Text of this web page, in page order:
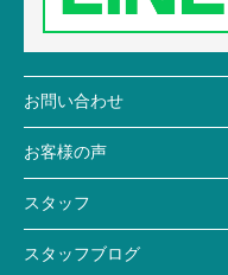
お問い合わせ
お客様の声
スタッフ
スタッフブログ